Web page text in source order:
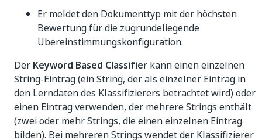
Er meldet den Dokumenttyp mit der höchsten
Bewertung für die zugrundeliegende
Übereinstimmungskonfiguration.
Der Keyword Based Classifier kann einen einzelnen
String-Eintrag (ein String, der als einzelner Eintrag in
den Lerndaten des Klassifizierers betrachtet wird) oder
einen Eintrag verwenden, der mehrere Strings enthält
(zwei oder mehr Strings, die einen einzelnen Eintrag
bilden). Bei mehreren Strings wendet der Klassifizierer